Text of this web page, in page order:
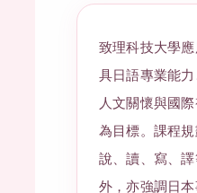
致理科技大學
具日語專業能力
人文關懷與國
為目標。課程規
說、讀、寫、
外，亦強調日